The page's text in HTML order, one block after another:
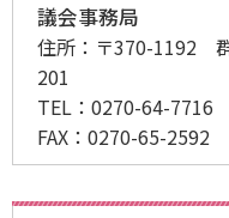
議会事務局
住所 ：〒370-1192
201
TEL ：0270-64-7716
FAX ：0270-65-2592